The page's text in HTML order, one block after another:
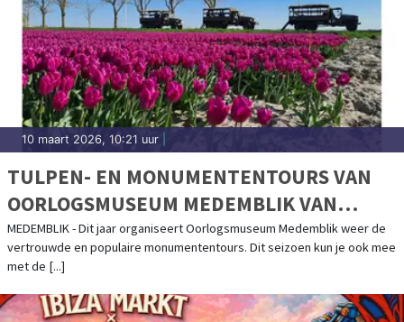
10 maart 2026, 10:21 uur
TULPEN- EN MONUMENTENTOURS VAN
OORLOGSMUSEUM MEDEMBLIK VAN
START!
MEDEMBLIK - Dit jaar organiseert Oorlogsmuseum Medemblik weer de
vertrouwde en populaire monumententours. Dit seizoen kun je ook mee
met de [...]